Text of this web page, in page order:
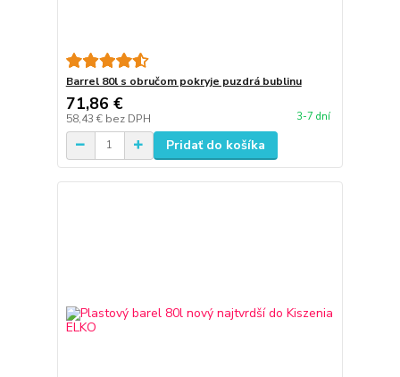
Barrel 80l s obručom pokryje puzdrá bublinu
71,86 €
58,43 € bez DPH 3-7 dní
Pridať do košíka